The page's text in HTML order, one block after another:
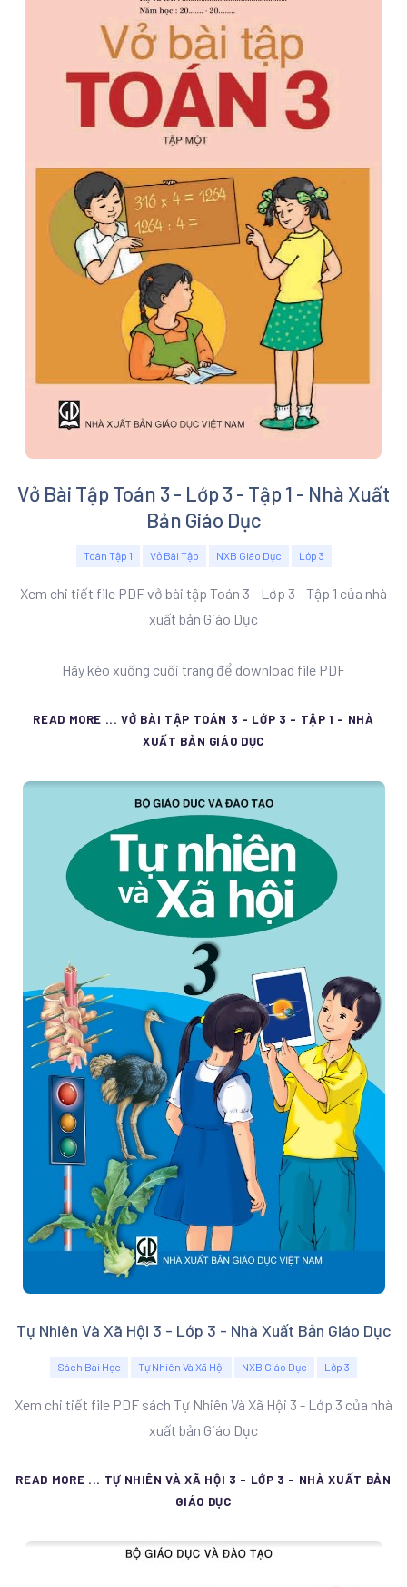
Vở Bài Tập Toán 3 - Lớp 3 - Tập 1 - Nhà Xuất
Bản Giáo Dục
Toán Tập 1 Vở Bài Tập NXB Giáo Dục Lớp 3
Xem chi tiết file PDF vở bài tập Toán 3 - Lớp 3 - Tập 1 của nhà
xuất bản Giáo Dục
Hãy kéo xuống cuối trang để download file PDF
READ MORE ... VỞ BÀI TẬP TOÁN 3 - LỚP 3 - TẬP 1 - NHÀ
XUẤT BẢN GIÁO DỤC
Tự Nhiên Và Xã Hội 3 - Lớp 3 - Nhà Xuất Bản Giáo Dục
Sách Bài Học Tự Nhiên Và Xã Hội NXB Giáo Dục Lớp 3
Xem chi tiết file PDF sách Tự Nhiên Và Xã Hội 3 - Lớp 3 của nhà
xuất bản Giáo Dục
READ MORE ... TỰ NHIÊN VÀ XÃ HỘI 3 - LỚP 3 - NHÀ XUẤT BẢN
GIÁO DỤC